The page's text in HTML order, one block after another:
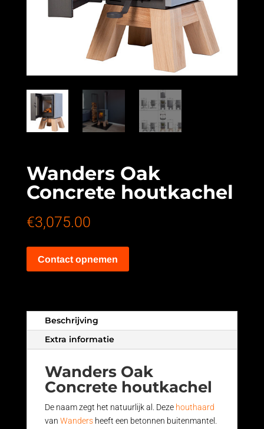
Wanders Oak
Concrete houtkachel
€3,075.00
Contact opnemen
Beschrijving
Extra informatie
Wanders Oak
Concrete houtkachel
De naam zegt het natuurlijk al. Deze houthaard
van Wandersheeft een betonnen buitenmantel.